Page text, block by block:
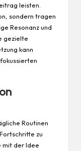
leisten.
sondern tragen
Resonanz und
gezielte
kann
Routinen
zu
der Idee